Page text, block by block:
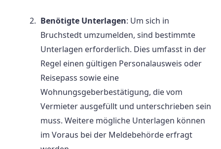
Benötigte Unterlagen: Um sich in
Bruchstedt umzumelden, sind bestimmte
Unterlagen erforderlich. Dies umfasst in der
Regel einen gültigen Personalausweis oder
Reisepass sowie eine
Wohnungsgeberbestätigung, die vom
Vermieter ausgefüllt und unterschrieben sein
muss. Weitere mögliche Unterlagen können
im Voraus bei der Meldebehörde erfragt